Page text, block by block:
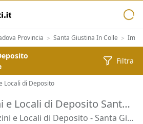
Provincia > Santa Giustina In Colle >
Filtra
Locali di Deposito
Aste di Magazzini e Locali di Deposito Santa Giustina In Colle
0 Annunci di Magazzini e Locali di Deposito - Santa Giustina In Colle